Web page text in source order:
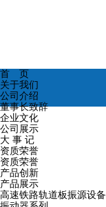
首 页
关于我们
公司介绍
董事长致辞
企业文化
公司展示
大 事 记
资质荣誉
资质荣誉
产品创新
产品展示
高速铁路轨道板振源设备